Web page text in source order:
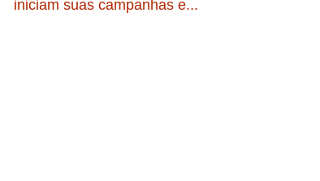
iniciam suas campanhas e...